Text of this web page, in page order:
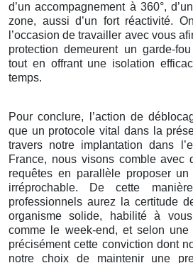
d’un accompagnement à 360°,
zone, aussi d’un fort réactivité.
l’occasion de travailler avec vous
protection demeurent un garde-
tout en offrant une isolation
temps.
Pour conclure, l’action de
que un protocole vital dans la
travers notre implantation dans
France, nous visons comble avec
requêtes en parallèle proposer
irréprochable. De cette
professionnels aurez la certitude
organisme solide, habilité à
comme le week-end, et selon une
précisément cette conviction dont
notre choix de maintenir une